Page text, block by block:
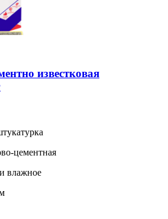
известковая
цементная
влажное